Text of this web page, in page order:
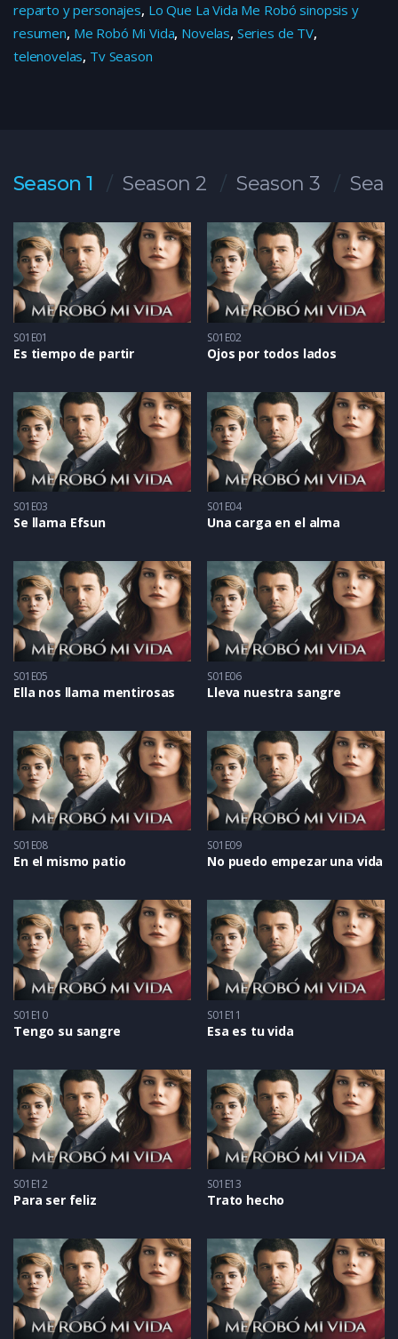
reparto y personajes, Lo Que La Vida Me Robó sinopsis y
resumen, Me Robó Mi Vida, Novelas, Series de TV,
telenovelas, Tv Season
Season 1 Season 2 Season 3
S01E01
Es tiempo de partir
S01E02
Ojos por todos lados
S01E03
Se llama Efsun
S01E04
Una carga en el alma
S01E05
Ella nos llama mentirosas
S01E06
Lleva nuestra sangre
S01E08
En el mismo patio
S01E09
No puedo empezar una vida
S01E10
Tengo su sangre
S01E11
Esa es tu vida
S01E12
Para ser feliz
S01E13
Trato hecho